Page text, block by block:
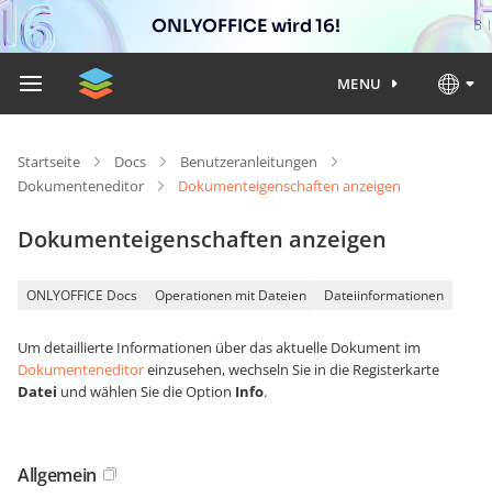
ONLYOFFICE wird 16!
MENU
Startseite Docs
Benutzeranleitungen
Dokumenteneditor
Dokumenteigenschaften anzeigen
Dokumenteigenschaften anzeigen
ONLYOFFICE Docs Operationen mit Dateien Dateiinformationen
Um detaillierte Informationen über das aktuelle Dokument im
Dokumenteneditoreinzusehen, wechseln Sie in die Registerkarte
Datei und wählen Sie die Option Info.
Allgemein